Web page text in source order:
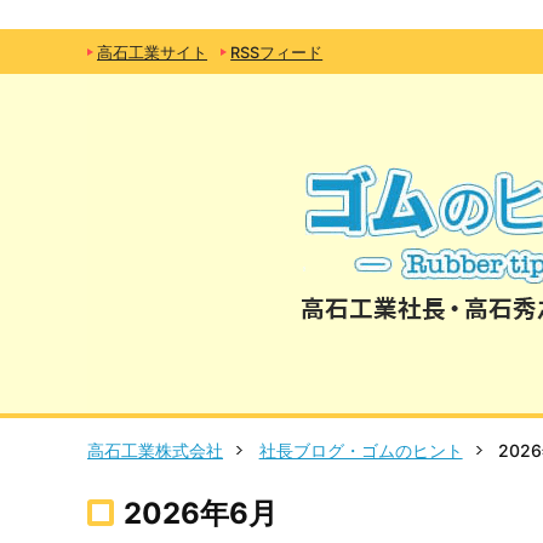
高石工業サイト RSSフィード
高石工業株式会社 社長ブログ・ゴムのヒント
2026年6月